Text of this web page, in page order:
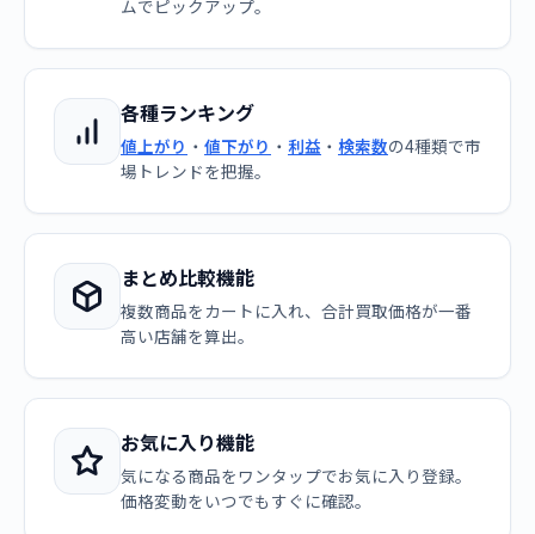
ムでピックアップ。
各種ランキング
値上がり ・ 値下がり ・ 利益 ・ 検索数の4種類で市
場トレンドを把握。
まとめ比較機能
複数商品をカートに入れ、合計買取価格が一番
高い店舗を算出。
お気に入り機能
気になる商品をワンタップでお気に入り登録。
価格変動をいつでもすぐに確認。